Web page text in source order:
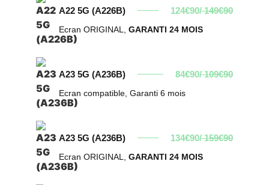
A22 5G (A226B) 124€90/149€90
Ecran ORIGINAL,GARANTI 24 MOIS
A23 5G (A236B) 84€90/109€90
Ecran compatible, Garanti 6 mois
A23 5G (A236B) 134€90/159€90
Ecran ORIGINAL,GARANTI 24 MOIS